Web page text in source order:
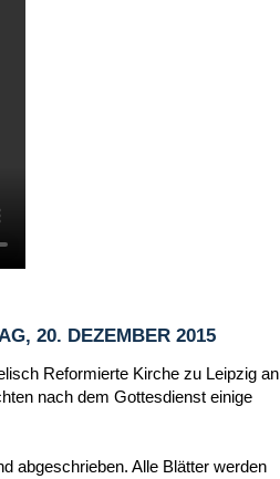
20. DEZEMBER 2015
Reformierte Kirche zu Leipzig an
nach dem Gottesdienst einige
abgeschrieben. Alle Blätter werden